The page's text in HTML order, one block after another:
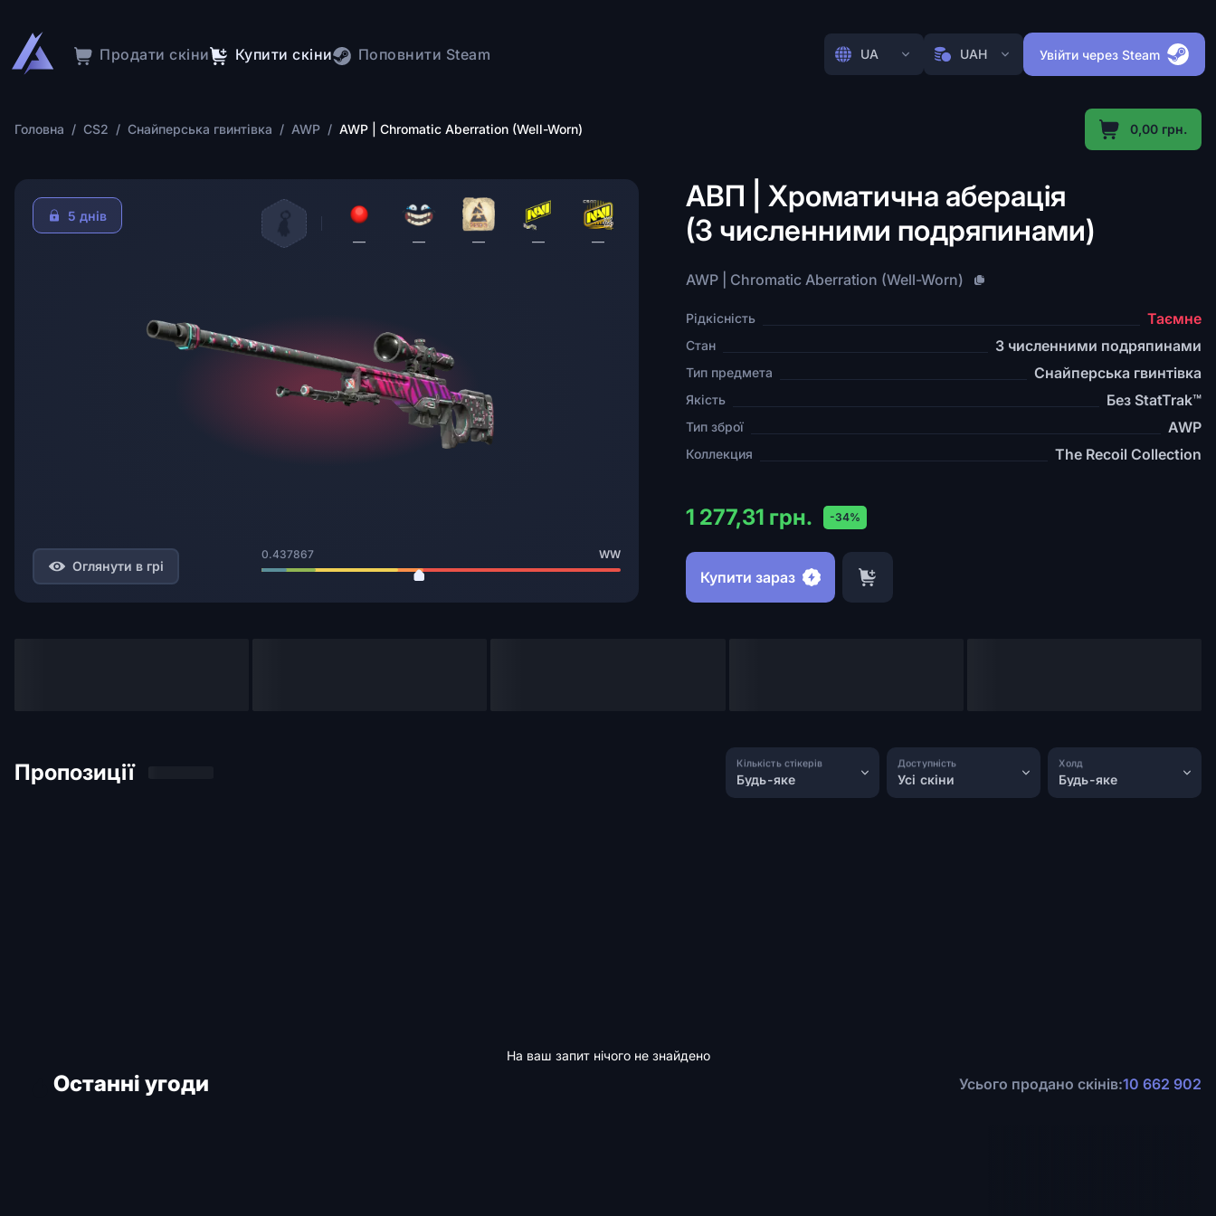
Продати скіни Купити скіни Поповнити Steam UA UAH Увійти через Steam
Головна / CS2 / Снайперська гвинтівка / AWP / AWP | Chromatic Aberration (Well-Worn) 0,00 грн.
5 днів
—
— — — —
Оглянути в грі
0.437867 WW
АВП | Хроматична аберація
(З численними подряпинами)
AWP | Chromatic Aberration (Well-Worn)
Рідкісність Таємне
Стан З численними подряпинами
Тип предмета Снайперська гвинтівка
Якість Без StatTrak™
Тип зброї AWP
Коллекция The Recoil Collection
1 277,31 грн. -34%
Купити зараз
Пропозиції Будь-яке
Кількість стікерів
Усі скіни
Доступність
Будь-яке
Холд
На ваш запит нічого не знайдено
Останні угоди Усього продано скінів:10 662 902